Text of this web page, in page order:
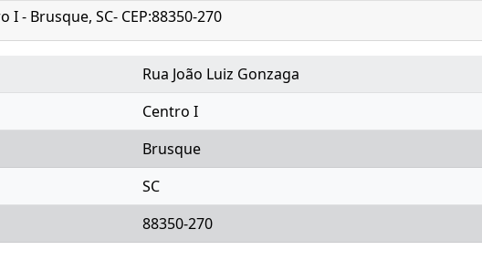
I - Brusque, SC- CEP:88350-270
Rua João Luiz Gonzaga
Centro I
Brusque
SC
88350-270